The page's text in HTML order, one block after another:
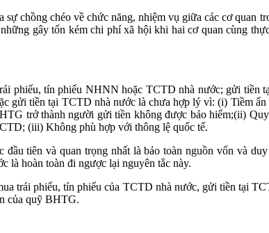
chồng chéo về chức năng, nhiệm vụ giữa các cơ quan
gây tốn kém chi phí xã hội khi hai cơ quan cùng
phiếu, tín phiếu NHNN hoặc TCTD nhà nước; gửi tiền
gửi tiền tại TCTD nhà nước là chưa hợp lý vì: (i) Tiềm
trở thành người gửi tiền không được bảo hiểm;(ii)
(iii) Không phù hợp với thông lệ quốc tế.
tiên và quan trọng nhất là bảo toàn nguồn vốn và
là hoàn toàn đi ngược lại nguyên tắc này.
trái phiếu, tín phiếu của TCTD nhà nước, gửi tiền tại
của quỹ BHTG.